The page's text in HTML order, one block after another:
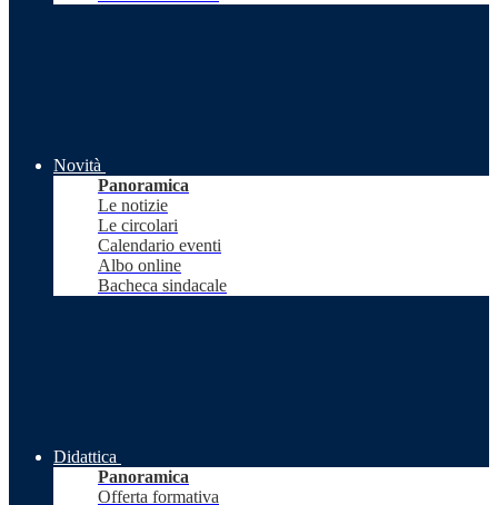
Novità
Panoramica
Le notizie
Le circolari
Calendario eventi
Albo online
Bacheca sindacale
Didattica
Panoramica
Offerta formativa